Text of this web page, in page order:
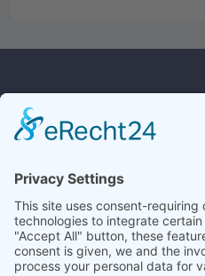
Kontakt
Culina Handels GmbH
41238 Mönchengladbach
Tel.:+49 2161/23619
E-Mail:info@culina.de